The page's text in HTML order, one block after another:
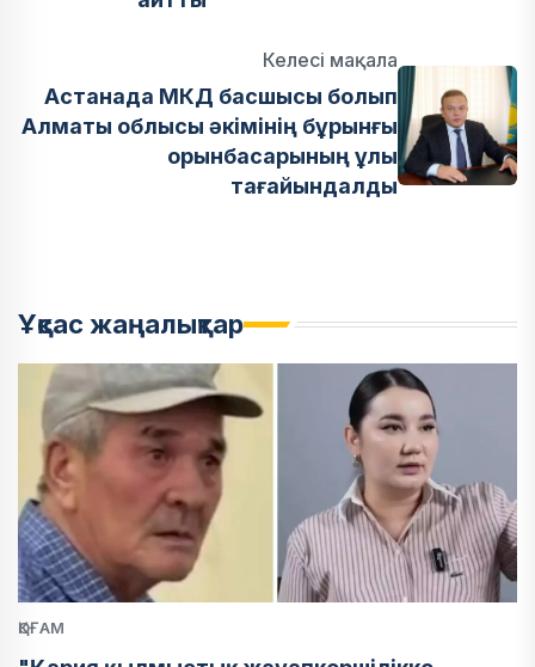
Келесі мақала
Астанада МКД басшысы болып
Алматы облысы әкімінің бұрынғы
орынбасарының ұлы
тағайындалды
Ұқсас жаңалықтар
ҚОҒАМ